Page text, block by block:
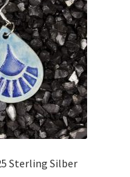
Sterling Silber